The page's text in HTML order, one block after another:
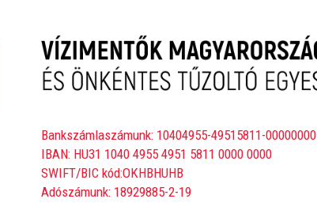
Bankszámlaszámunk: 10404955-49515811-00000000
IBAN: HU31 1040 4955 4951 5811 0000 0000
SWIFT/BIC kód:OKHBHUHB
Adószámunk: 18929885-2-19